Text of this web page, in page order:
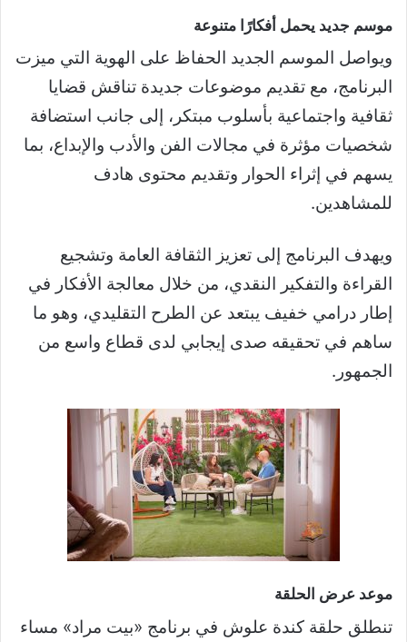
موسم جديد يحمل أفكارًا متنوعة
ويواصل الموسم الجديد الحفاظ على الهوية التي ميزت
البرنامج، مع تقديم موضوعات جديدة تناقش قضايا
ثقافية واجتماعية بأسلوب مبتكر، إلى جانب استضافة
شخصيات مؤثرة في مجالات الفن والأدب والإبداع، بما
يسهم في إثراء الحوار وتقديم محتوى هادف
للمشاهدين.
ويهدف البرنامج إلى تعزيز الثقافة العامة وتشجيع
القراءة والتفكير النقدي، من خلال معالجة الأفكار في
إطار درامي خفيف يبتعد عن الطرح التقليدي، وهو ما
ساهم في تحقيقه صدى إيجابي لدى قطاع واسع من
الجمهور.
موعد عرض الحلقة
تنطلق حلقة كندة علوش في برنامج «بيت مراد» مساء